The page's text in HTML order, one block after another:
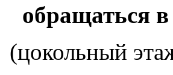
обращаться
(цокольный